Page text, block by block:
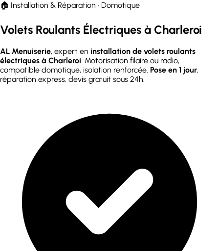
🏠 Installation & Réparation · Domotique
Volets Roulants Électriques à Charleroi
AL Menuiserie, expert en installation de volets roulants
électriques à Charleroi. Motorisation filaire ou radio,
compatible domotique, isolation renforcée. Pose en 1 jour,
réparation express, devis gratuit sous 24h.